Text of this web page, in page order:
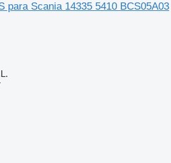
para Scania 14335 5410 BCS05A03